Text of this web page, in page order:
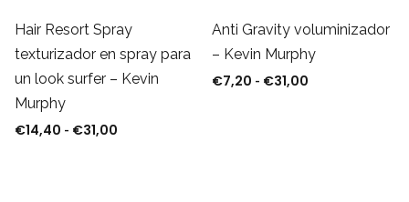
Hair Resort Spray
texturizador en spray para
un look surfer – Kevin
Murphy
€14,40 - €31,00Rango de precios: desde €14,40 hasta €31,00
Anti Gravity voluminizador
– Kevin Murphy
€7,20 - €31,00